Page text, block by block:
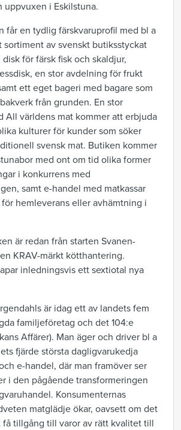
uppvuxen i Eskilstuna.
får en tydlig färskvaruprofil med bl a
av svenskt butiksstyckat
för färsk fisk och skaldjur,
en stor avdelning för frukt
ett eget bageri med bagare som
från grunden. En stor
All världens mat kommer att erbjuda
kulturer för kunder som söker
svensk mat. Butiken kommer
med ont om tid olika former
i konkurrens med
samt e-handel med matkassar
hemleverans eller avhämtning i
är redan från starten Svanen-
KRAV-märkt kötthantering.
inledningsvis ett sextiotal nya
är idag ett av landets fem
familjeföretag och det 104:e
Affärer). Man äger och driver bl a
fjärde största dagligvarukedja
e-handel, där man framöver ser
i den pågående transformeringen
Konsumenternas
matglädje ökar, oavsett om det
tillgång till varor av rätt kvalitet till